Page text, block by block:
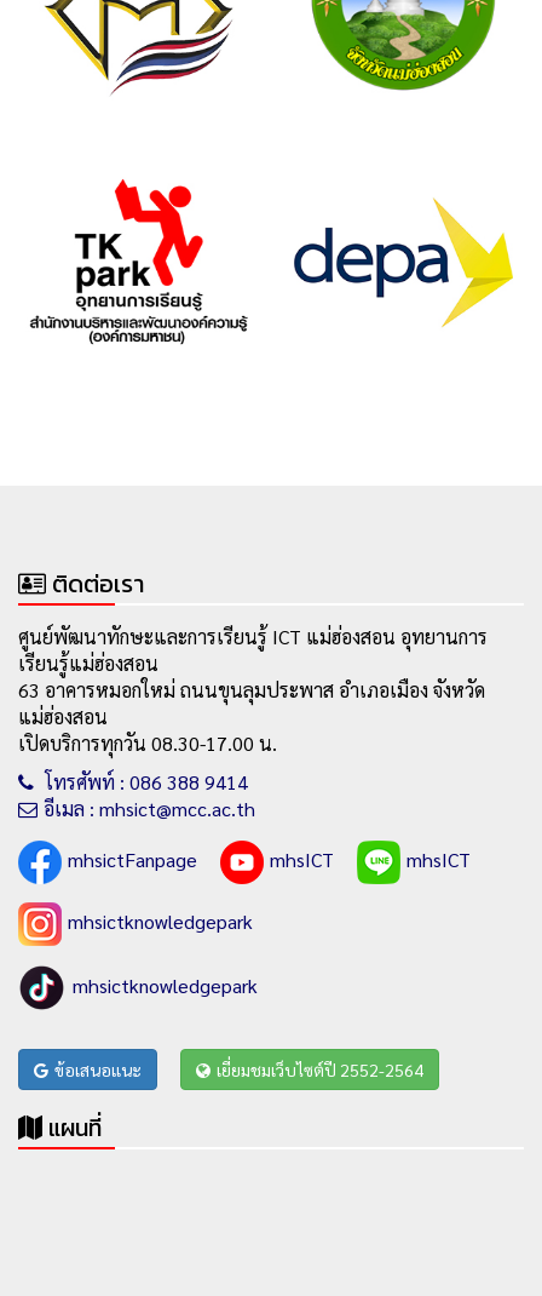
ติดต่อเรา
ศูนย์พัฒนาทักษะและการเรียนรู้ ICT แม่ฮ่องสอน อุทยานการ
เรียนรู้แม่ฮ่องสอน
63 อาคารหมอกใหม่ ถนนขุนลุมประพาส อำเภอเมือง จังหวัด
แม่ฮ่องสอน
เปิดบริการทุกวัน 08.30-17.00 น.
โทรศัพท์ : 086 388 9414
อีเมล : mhsict@mcc.ac.th
mhsictFanpage
mhsICT mhsICT
mhsictknowledgepark
mhsictknowledgepark
ข้อเสนอแนะ เยี่ยมชมเว็บไซต์ปี 2552-2564
แผนที่